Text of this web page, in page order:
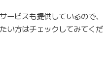
ービスも提供しているので、
い方はチェックしてみてくだ